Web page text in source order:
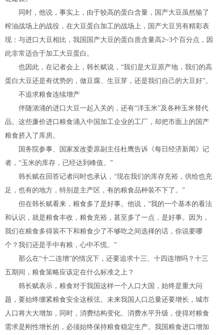
同时，他说，事实上，由于较高的蛋白含量，国产大豆虽然输了
榨油战场上的战役，在大豆蛋白加工的战场上，国产大豆另有精彩表
现：与进口大豆相比，我国国产大豆的蛋白质含量高2~3个百分点，因
此非常适合于加工大豆蛋白。
也因此，在记者会上，韩长赋说，“我们是大豆原产地，我们的高
蛋白大豆还是有优势的，做豆腐、生豆芽，还是我们自己的大豆好”。
不追求粮食连续增产
伴随汹涌的进口大豆一起入关的，还有“洋玉米”及各种玉米替代
品。这些廉价进口粮食涌入中国加工企业的工厂，却把市面上的国产
粮食挤入了库房。
国务院参事、国家发改委原副主任杜鹰告诉《每日经济新闻》记
者，“玉米的库存，已经达到峰值。”
韩长赋在回答记者问时也承认，“现在我们的库存充裕，供给也充
足，也有的地方，特别是主产区，有的粮食品种装不下了。”
但在韩长赋看来，粮食多了是好事。他说，“我的一个基本的看法
和认识，就是粮食丰收，粮食充裕，甚至多了一点，是好事。因为，
我们在粮食多得装不下和粮食少了不够吃之间选择的话，你说要哪
个？我们还是手中有粮，心中不慌。”
那么在“十二连增”的情况下，还要追求十三、十四连增吗？十三
五期间，粮食策略应该定在什么标准之上？
韩长赋表示，粮食对于我国这样一个人口大国，始终是重大问
题，要始终绷紧粮食安全这根弦。未来我国人口总量还要增长，城市
人口将大大增加，同时，消费结构变化、消费水平升级，使得对粮食
需求是刚性增长的，必须始终保持粮食稳定生产。我国粮食进口增加